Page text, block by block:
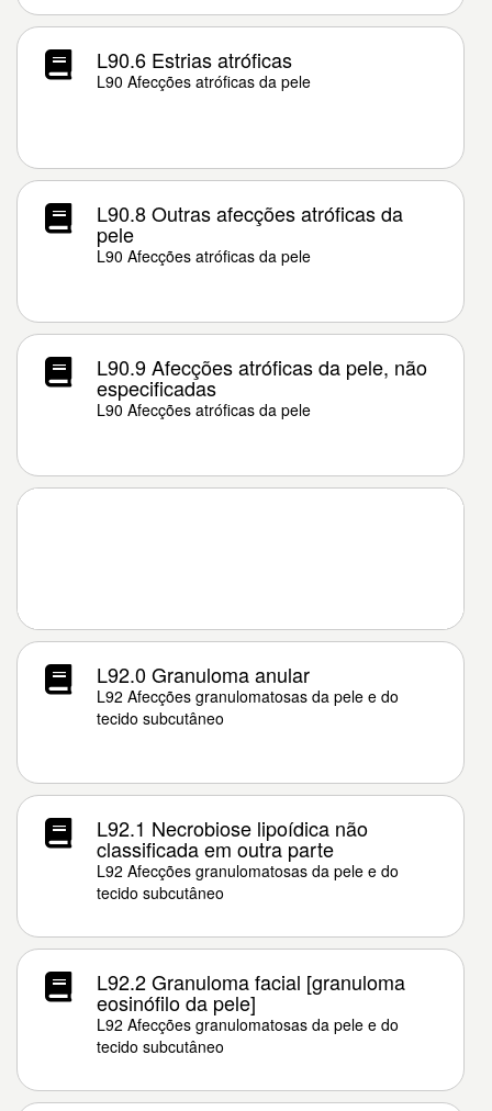
L90.6 Estrias atróficas
L90 Afecções atróficas da pele
L90.8 Outras afecções atróficas da
pele
L90 Afecções atróficas da pele
L90.9 Afecções atróficas da pele, não
especificadas
L90 Afecções atróficas da pele
L92.0 Granuloma anular
L92 Afecções granulomatosas da pele e do
tecido subcutâneo
L92.1 Necrobiose lipoídica não
classificada em outra parte
L92 Afecções granulomatosas da pele e do
tecido subcutâneo
L92.2 Granuloma facial [granuloma
eosinófilo da pele]
L92 Afecções granulomatosas da pele e do
tecido subcutâneo